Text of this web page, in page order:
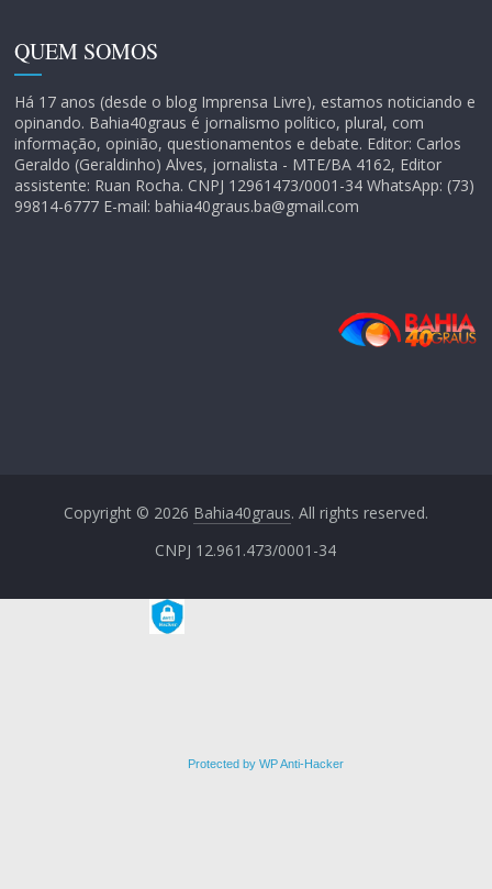
QUEM SOMOS
Há 17 anos (desde o blog Imprensa Livre), estamos noticiando e
opinando. Bahia40graus é jornalismo político, plural, com
informação, opinião, questionamentos e debate. Editor: Carlos
Geraldo (Geraldinho) Alves, jornalista - MTE/BA 4162, Editor
assistente: Ruan Rocha. CNPJ 12961473/0001-34 WhatsApp: (73)
99814-6777 E-mail: bahia40graus.ba@gmail.com
Copyright © 2026 Bahia40graus. All rights reserved.
CNPJ 12.961.473/0001-34
Protected by WP Anti-Hacker